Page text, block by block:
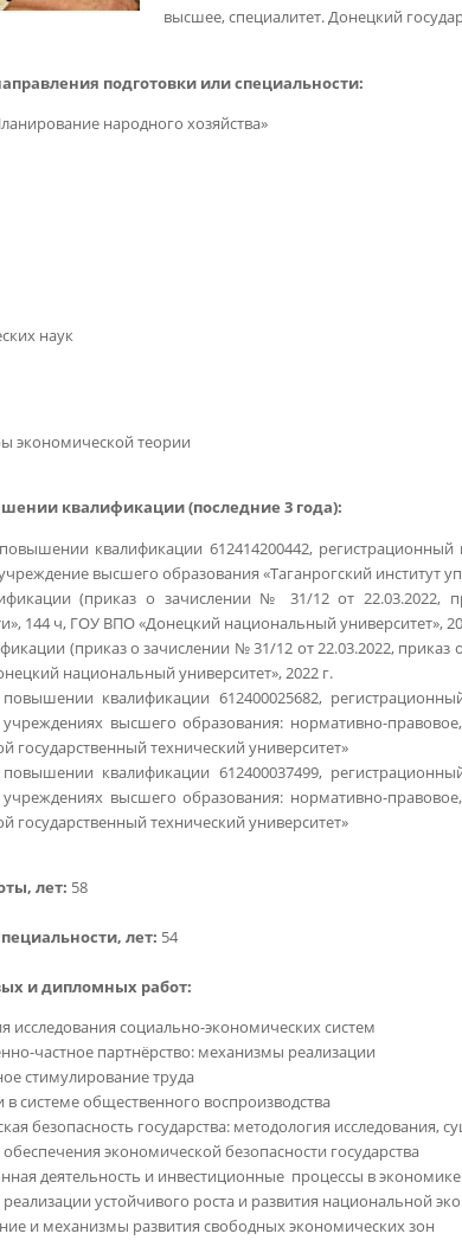
высшее, специалитет. Донецкий
подготовки или специальности:
народного хозяйства»
наук
экономической теории
квалификации (последние 3 года):
квалификации 612414200442,
высшего образования «Таганрогский институт
(приказ о зачислении № 31/12 от 22.03.2022,
144 ч, ГОУ ВПО «Донецкий национальный университет»,
(приказ о зачислении № 31/12 от 22.03.2022,
национальный университет», 2022 г.
квалификации 612400025682,
высшего образования: нормативно-
государственный технический университет»
квалификации 612400037499,
высшего образования: нормативно-
государственный технический университет»
лет: 58
лет: 54
и дипломных работ:
исследования социально-экономических систем
частное партнёрство: механизмы реализации
стимулирование труда
системе общественного воспроизводства
безопасность государства: методология исследования,
экономической безопасности государства
деятельность и инвестиционные процессы в экономике
устойчивого роста и развития национальной
и механизмы развития свободных экономических зон